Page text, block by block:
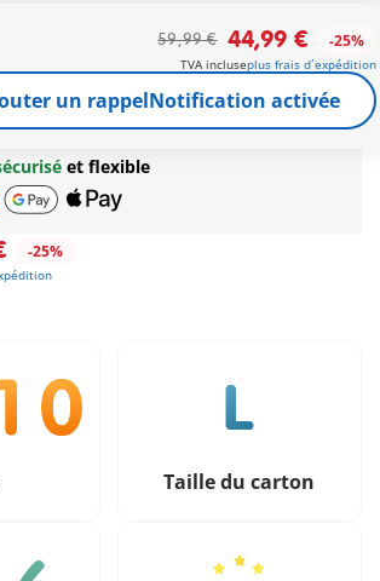
Grand Zoo d'Aventure.
offert dès 35 € d’achat!
pour toute commande dès60 €
et flexible
-25%
59,99 € 44,99 € -25%
TVA incluseplus frais d´expédition
un rappelNotification activée
Taille du carton